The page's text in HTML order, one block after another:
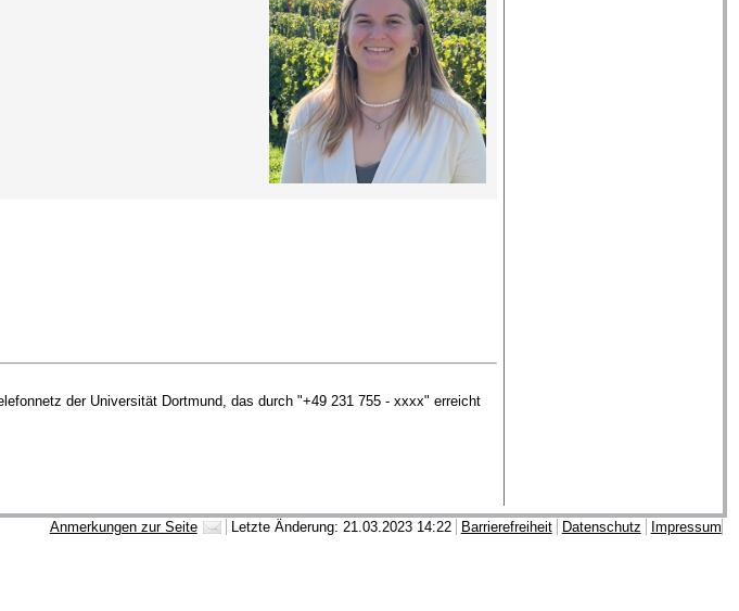
der Universität Dortmund, das durch "+49 231 755 - xxxx" erreicht
Anmerkungen zur Seite Letzte Änderung: 21.03.2023 14:22 Barrierefreiheit Datenschutz Impressum